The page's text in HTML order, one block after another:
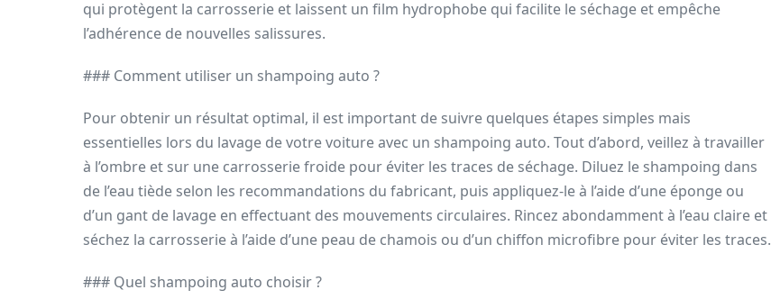
qui protègent la carrosserie et laissent un film hydrophobe qui facilite le séchage et empêche
l’adhérence de nouvelles salissures.
### Comment utiliser un shampoing auto ?
Pour obtenir un résultat optimal, il est important de suivre quelques étapes simples mais
essentielles lors du lavage de votre voiture avec un shampoing auto. Tout d’abord, veillez à travailler
à l’ombre et sur une carrosserie froide pour éviter les traces de séchage. Diluez le shampoing dans
de l’eau tiède selon les recommandations du fabricant, puis appliquez-le à l’aide d’une éponge ou
d’un gant de lavage en effectuant des mouvements circulaires. Rincez abondamment à l’eau claire et
séchez la carrosserie à l’aide d’une peau de chamois ou d’un chiffon microfibre pour éviter les traces.
### Quel shampoing auto choisir ?